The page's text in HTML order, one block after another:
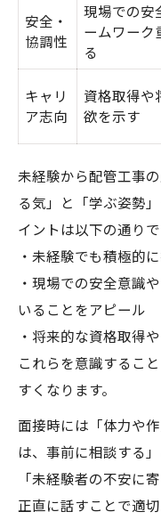
安全・
協調性
現場での安
ームワーク
る
キャリ
ア志向
資格取得や
欲を示す
未経験から配管工事
る気」と「学ぶ姿勢
イントは以下の通りで
・未経験でも積極的
・現場での安全意識
いることをアピール
・将来的な資格取得
これらを意識するこ
すくなります。
面接時には「体力や
は、事前に相談する
「未経験者の不安に
正直に話すことで適